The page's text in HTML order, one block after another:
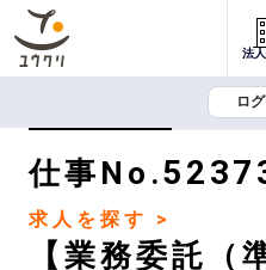
法
ロ
仕事No.
求人を探す >
【業務委託（